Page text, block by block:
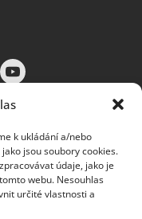
k ukládání a/nebo
jsou soubory cookies.
údaje, jako je
webu. Nesouhlas
určité vlastnosti a
Soubory cookies |
.
sítě členských